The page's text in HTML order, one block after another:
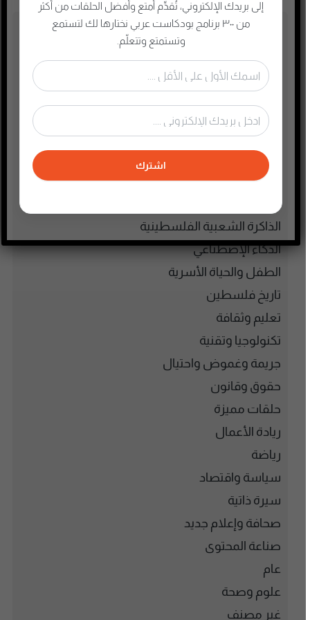
تصنيفات البودكاست
أدب
أسلحة وحروب
ألعاب
إدارة وتسويق
اجتماعي وحواري
الأنمي و المانجا
التجارة الإلكترونية
الذاكرة الشعبية الفلسطينية
الذكاء الإصطناعي
الطفل والحياة الأسرية
تاريخ فلسطين
تعليم وثقافة
تكنولوجيا وتقنية
جريمة وغموض واحتيال
حقوق وقانون
حلقات مميزة
ريادة الأعمال
رياضة
سياسة واقتصاد
سيرة ذاتية
صحافة وإعلام جديد
صناعة المحتوى
عام
علوم وصحة
غير مصنف
إلى بريدك الإلكتروني، تُقدِّم أمتع وأفضل الحلقات من أكثر
من ٣٠٠ برنامج بودكاست عربي نختارها لك لتستمع
وتستمتع وتتعلّم.
اشترك